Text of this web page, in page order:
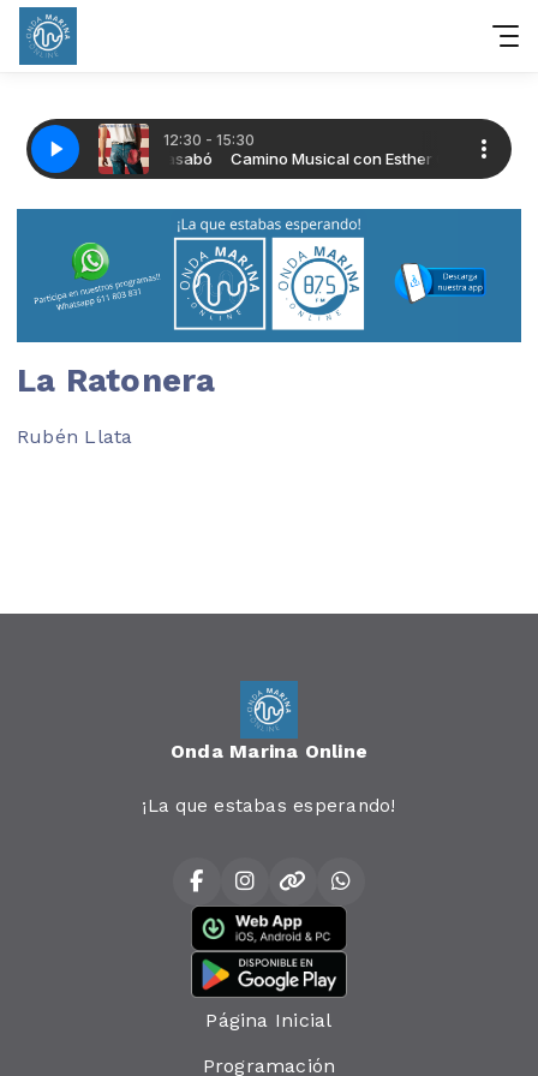
La Ratonera
Rubén Llata
Onda Marina Online
¡La que estabas esperando!
Página Inicial
Programación